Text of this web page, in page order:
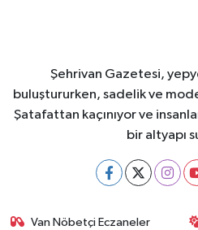
Şehrivan Gazetesi,
buluştururken, sadelik ve
Şatafattan kaçınıyor ve
bir altyapı
Van Nöbetçi Eczaneler